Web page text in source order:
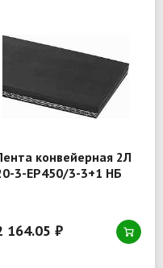
конвейерная 2Л
3-EP450/3-3+1 НБ
164.05 ₽